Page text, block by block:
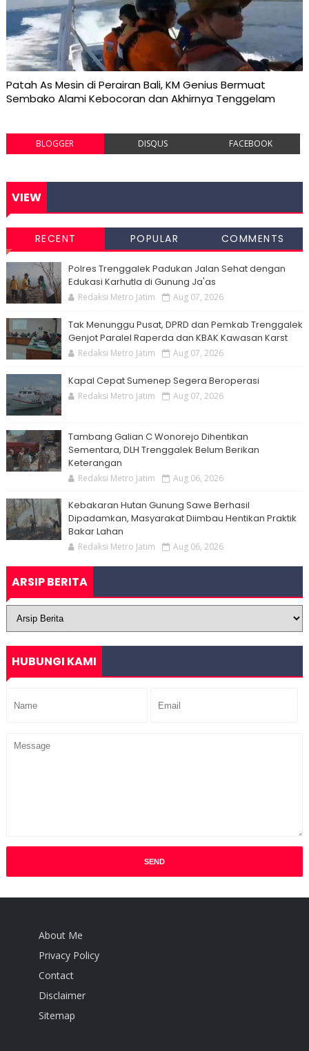
Patah As Mesin di Perairan Bali, KM Genius Bermuat
Sembako Alami Kebocoran dan Akhirnya Tenggelam
BLOGGER DISQUS FACEBOOK
VIEW
RECENT POPULAR COMMENTS
Polres Trenggalek Padukan Jalan Sehat dengan
Edukasi Karhutla di Gunung Ja'as
Redaksi Metro Jatim Aug 07, 2026
Tak Menunggu Pusat, DPRD dan Pemkab Trenggalek
Genjot Paralel Raperda dan KBAK Kawasan Karst
Redaksi Metro Jatim Aug 07, 2026
Kapal Cepat Sumenep Segera Beroperasi
Redaksi Metro Jatim Aug 07, 2026
Tambang Galian C Wonorejo Dihentikan
Sementara, DLH Trenggalek Belum Berikan
Keterangan
Redaksi Metro Jatim Aug 06, 2026
Kebakaran Hutan Gunung Sawe Berhasil
Dipadamkan, Masyarakat Diimbau Hentikan Praktik
Bakar Lahan
Redaksi Metro Jatim Aug 06, 2026
ARSIP BERITA
HUBUNGI KAMI
About Me
Privacy Policy
Contact
Disclaimer
Sitemap